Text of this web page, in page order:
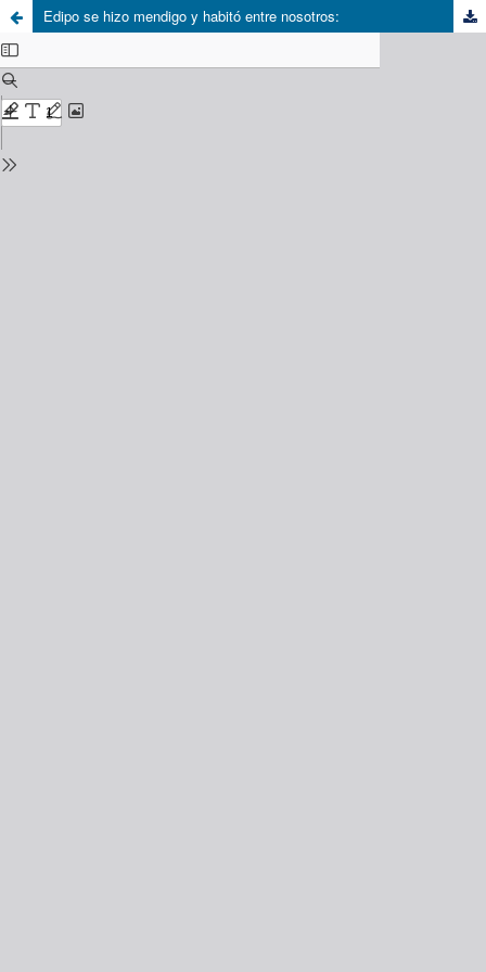
Edipo se hizo mendigo y habitó entre nosotros: